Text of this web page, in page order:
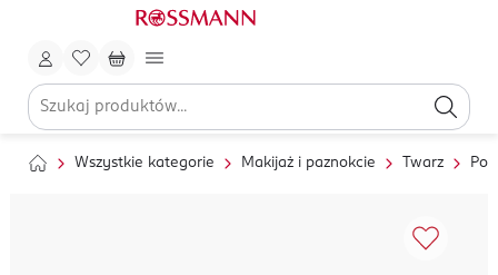
Wszystkie kategorie Makijaż i paznokcie Twarz